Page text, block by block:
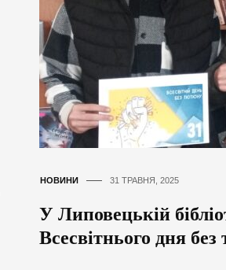
НОВИНИ 31 ТРАВНЯ, 2025
У Липовецькій
Всесвітнього дня